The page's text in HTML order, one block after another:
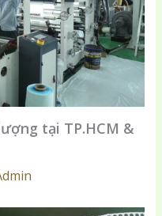
tại TP.HCM &